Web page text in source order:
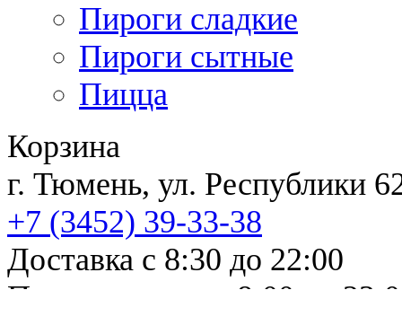
Пироги сладкие
Пироги сытные
Пицца
Корзина
г. Тюмень, ул.
+7 (3452) 39-33-38
Доставка с 8:30 до 22:00
Прием заказов с 8:00 до